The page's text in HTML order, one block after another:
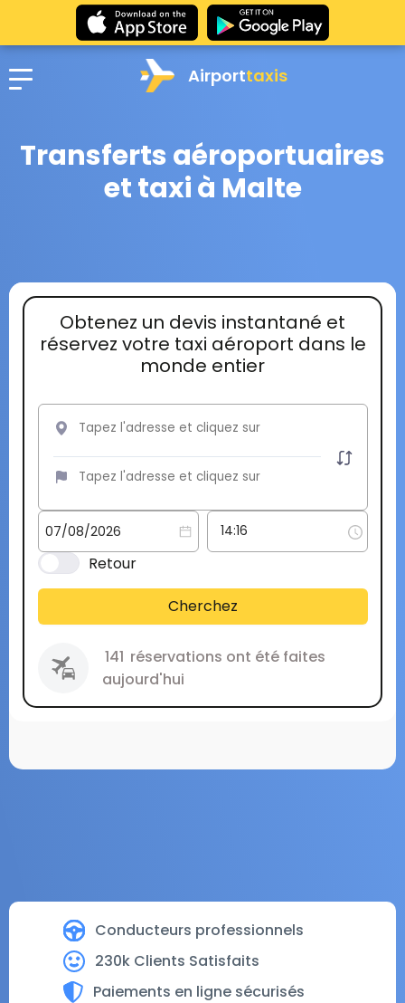
Airporttaxis
Transferts aéroportuaires
et taxi à Malte
Conducteurs professionnels
230k Clients Satisfaits
Paiements en ligne sécurisés
Obtenez un devis instantané et
réservez votre taxi aéroport dans le
monde entier
Retour
Cherchez
141 réservations ont été faites
aujourd'hui